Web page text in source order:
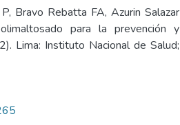
Bravo Rebatta FA, Azurin Salazar
para la prevención y
Lima: Instituto Nacional de Salud;